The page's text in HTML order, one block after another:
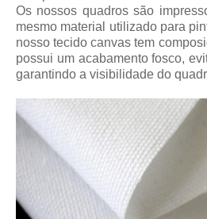
Os nossos quadros são
mesmo material utilizado para
nosso tecido canvas tem
possui um acabamento fosco,
garantindo a visibilidade do